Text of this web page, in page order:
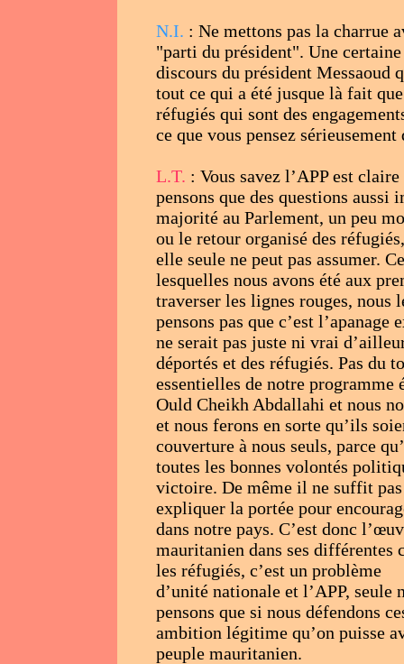
N.I. : Ne mettons pas la charrue
"parti du président". Une
discours du président Messaoud
tout ce qui a été jusque là fait
réfugiés qui sont des
ce que vous pensez
L.T. : Vous savez l’APP est
pensons que des questions
majorité au Parlement, un peu
ou le retour organisé des
elle seule ne peut pas assumer.
lesquelles nous avons été aux
traverser les lignes rouges, nous
pensons pas que c’est
ne serait pas juste ni vrai
déportés et des réfugiés. Pas du
essentielles de notre programme
Ould Cheikh Abdallahi et nous
et nous ferons en sorte qu’ils
couverture à nous seuls, parce
toutes les bonnes volontés
victoire. De même il ne suffit
expliquer la portée pour
dans notre pays. C’est donc
mauritanien dans ses différentes
les réfugiés, c’est un problème
d’unité nationale et l’APP,
pensons que si nous défendons
ambition légitime qu’on puisse
peuple mauritanien.